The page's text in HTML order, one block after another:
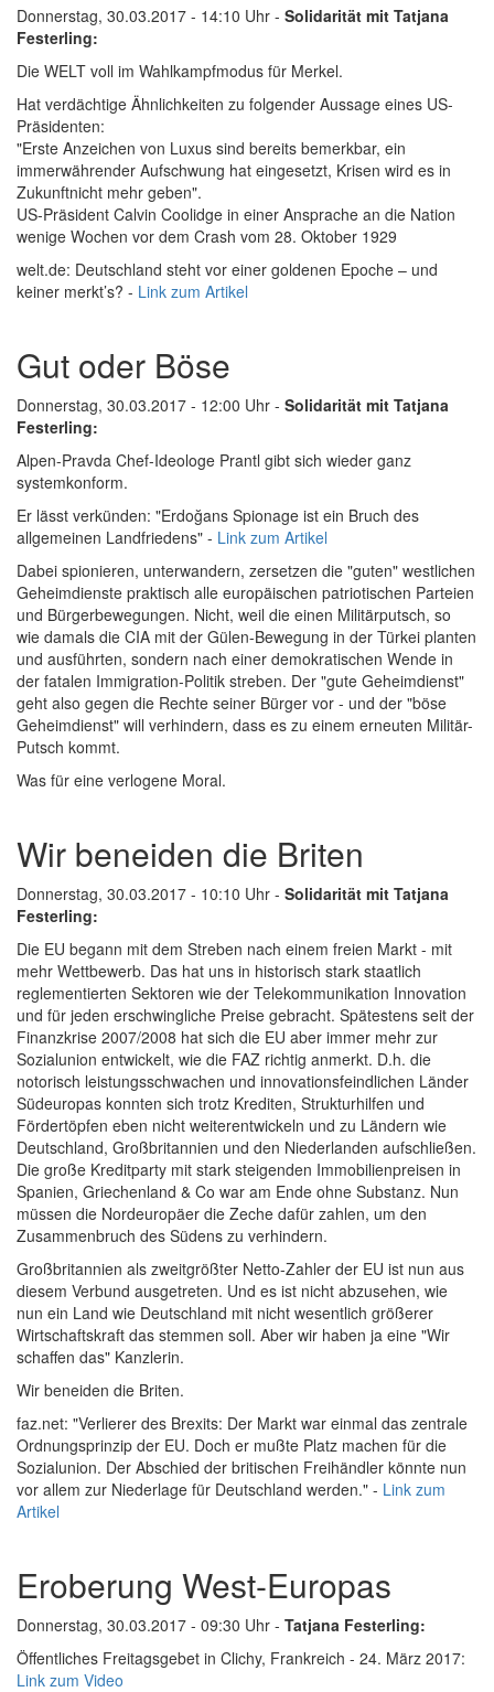
Donnerstag, 30.03.2017 - 14:10 Uhr - Solidarität mit Tatjana
Festerling:
Die WELT voll im Wahlkampfmodus für Merkel.
Hat verdächtige Ähnlichkeiten zu folgender Aussage eines US-
Präsidenten:
"Erste Anzeichen von Luxus sind bereits bemerkbar, ein
immerwährender Aufschwung hat eingesetzt, Krisen wird es in
Zukunftnicht mehr geben".
US-Präsident Calvin Coolidge in einer Ansprache an die Nation
wenige Wochen vor dem Crash vom 28. Oktober 1929
welt.de: Deutschland steht vor einer goldenen Epoche – und
keiner merkt’s? - Link zum Artikel
Gut oder Böse
Donnerstag, 30.03.2017 - 12:00 Uhr - Solidarität mit Tatjana
Festerling:
Alpen-Pravda Chef-Ideologe Prantl gibt sich wieder ganz
systemkonform.
Er lässt verkünden: "Erdoğans Spionage ist ein Bruch des
allgemeinen Landfriedens" - Link zum Artikel
Dabei spionieren, unterwandern, zersetzen die "guten" westlichen
Geheimdienste praktisch alle europäischen patriotischen Parteien
und Bürgerbewegungen. Nicht, weil die einen Militärputsch, so
wie damals die CIA mit der Gülen-Bewegung in der Türkei planten
und ausführten, sondern nach einer demokratischen Wende in
der fatalen Immigration-Politik streben. Der "gute Geheimdienst"
geht also gegen die Rechte seiner Bürger vor - und der "böse
Geheimdienst" will verhindern, dass es zu einem erneuten Militär-
Putsch kommt.
Was für eine verlogene Moral.
Wir beneiden die Briten
Donnerstag, 30.03.2017 - 10:10 Uhr - Solidarität mit Tatjana
Festerling:
Die EU begann mit dem Streben nach einem freien Markt - mit
mehr Wettbewerb. Das hat uns in historisch stark staatlich
reglementierten Sektoren wie der Telekommunikation Innovation
und für jeden erschwingliche Preise gebracht. Spätestens seit der
Finanzkrise 2007/2008 hat sich die EU aber immer mehr zur
Sozialunion entwickelt, wie die FAZ richtig anmerkt. D.h. die
notorisch leistungsschwachen und innovationsfeindlichen Länder
Südeuropas konnten sich trotz Krediten, Strukturhilfen und
Fördertöpfen eben nicht weiterentwickeln und zu Ländern wie
Deutschland, Großbritannien und den Niederlanden aufschließen.
Die große Kreditparty mit stark steigenden Immobilienpreisen in
Spanien, Griechenland & Co war am Ende ohne Substanz. Nun
müssen die Nordeuropäer die Zeche dafür zahlen, um den
Zusammenbruch des Südens zu verhindern.
Großbritannien als zweitgrößter Netto-Zahler der EU ist nun aus
diesem Verbund ausgetreten. Und es ist nicht abzusehen, wie
nun ein Land wie Deutschland mit nicht wesentlich größerer
Wirtschaftskraft das stemmen soll. Aber wir haben ja eine "Wir
schaffen das" Kanzlerin.
Wir beneiden die Briten.
faz.net: "Verlierer des Brexits: Der Markt war einmal das zentrale
Ordnungsprinzip der EU. Doch er mußte Platz machen für die
Sozialunion. Der Abschied der britischen Freihändler könnte nun
vor allem zur Niederlage für Deutschland werden." - Link zum
Artikel
Eroberung West-Europas
Donnerstag, 30.03.2017 - 09:30 Uhr - Tatjana Festerling:
Öffentliches Freitagsgebet in Clichy, Frankreich - 24. März 2017:
Link zum Video